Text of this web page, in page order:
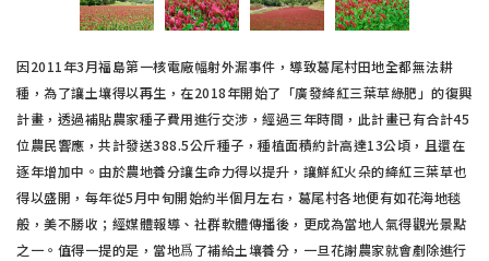
因2011年3月福島第一核電廠幅射外漏事件，導致葛尾村田地全都無法耕
種，為了讓土壤得以再生，在2018年開始了「廣發絳紅三葉草綠肥」的復興
計畫，透過補貼農家種子費用進行交涉，經過三年時間，此計畫已有合計45
位農民響應，共計發送388.5公斤種子，種植面積約計高達13公頃，且還在
逐年增加中。由於農地養分讓生命力得以提升，讓鮮紅火朵的絳紅三葉草也
得以盛開，每年從5月中旬開始約半個月左右，葛尾村各地便有如花海地毯
般，美不勝收；經媒體報導、社群軟體傳播後，更成為當地人氣得觀光景點
之一。值得一提的是，當地爲了補給土壤養分，一旦花謝農家就會剷除進行